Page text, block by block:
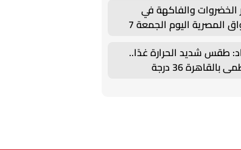
الخضروات والفاكهة في
الأسواق المصرية اليوم الجمعة 7
طقس شديد الحرارة غدًا..
بالقاهرة 36 درجة